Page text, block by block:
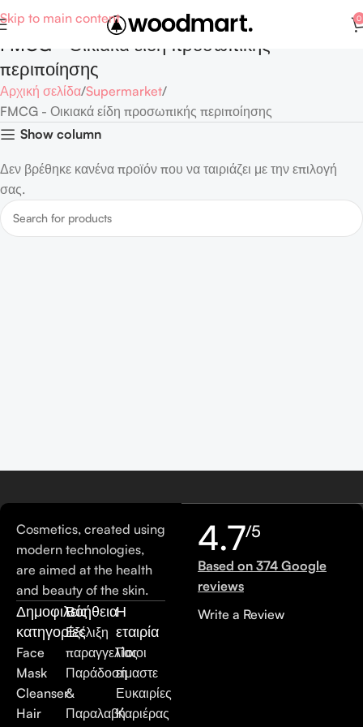
Skip to main content 0
FMCG - Οικιακά είδη προσωπικής
περιποίησης
Αρχική σελίδα Supermarket
FMCG - Οικιακά είδη προσωπικής περιποίησης
Show column
Δεν βρέθηκε κανένα προϊόν που να ταιριάζει με την επιλογή
σας.
Cosmetics, created using
modern technologies,
are aimed at the health
and beauty of the skin.
Δημοφιλείς
κατηγορίες
Face
Mask
Cleanser
Hair
Βοήθεια
Εξέλιξη
παραγγελίας
Παράδοση
&
Παραλαβή
Η
εταιρία
Ποιοι
είμαστε
Ευκαιρίες
Καριέρας
4.7/5
Based on 374 Google
reviews
Write a Review